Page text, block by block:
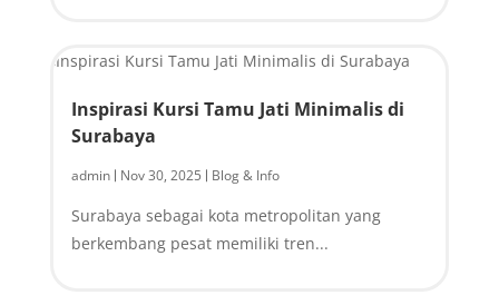
Inspirasi Kursi Tamu Jati Minimalis di
Surabaya
admin | Nov 30, 2025 | Blog & Info
Surabaya sebagai kota metropolitan yang
berkembang pesat memiliki tren...